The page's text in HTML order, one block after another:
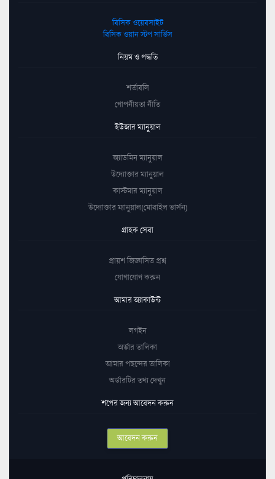
বিসিক ওয়েবসাইট
বিসিক ওয়ান স্টপ সার্ভিস
নিয়ম ও পদ্ধতি
শর্তাবলি
গোপনীয়তা নীতি
ইউজার ম্যানুয়াল
অ্যাডমিন ম্যানুয়াল
উদ্যোক্তার ম্যানুয়াল
কাস্টমার ম্যানুয়াল
উদ্যোক্তার ম্যানুয়াল(মোবাইল ভার্সন)
গ্রাহক সেবা
প্রায়শ জিজ্ঞাসিত প্রশ্ন
যোগাযোগ করুন
আমার অ্যাকাউন্ট
লগইন
অর্ডার তালিকা
আমার পছন্দের তালিকা
অর্ডারটির তথ্য দেখুন
শপের জন্য আবেদন করুন
আবেদন করুন